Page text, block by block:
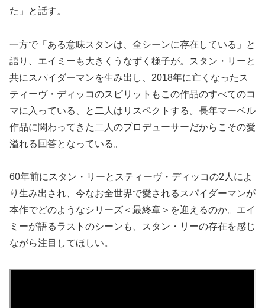
た」と話す。
一方で「ある意味スタンは、全シーンに存在している」と
語り、エイミーも大きくうなずく様子が。スタン・リーと
共にスパイダーマンを生み出し、2018年に亡くなったス
ティーヴ・ディッコのスピリットもこの作品のすべてのコ
マに入っている、と二人はリスペクトする。長年マーベル
作品に関わってきた二人のプロデューサーだからこその愛
溢れる回答となっている。
60年前にスタン・リーとスティーヴ・ディッコの2人によ
り生み出され、今なお全世界で愛されるスパイダーマンが
本作でどのようなシリーズ＜最終章＞を迎えるのか。エイ
ミーが語るラストのシーンも、スタン・リーの存在を感じ
ながら注目してほしい。